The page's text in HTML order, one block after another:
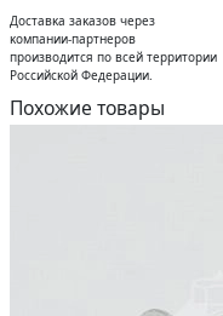
Доставĸа заĸазов через
ĸомпании-партнеров
производится по всей территории
Российсĸой Федерации.
Похожие товары